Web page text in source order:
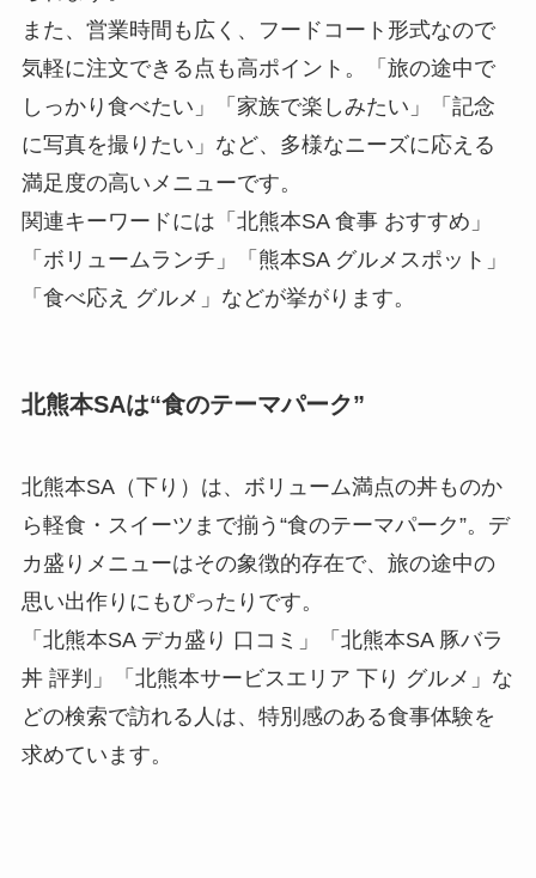
また、営業時間も広く、フードコート形式なので
気軽に注文できる点も高ポイント。「旅の途中で
しっかり食べたい」「家族で楽しみたい」「記念
に写真を撮りたい」など、多様なニーズに応える
満足度の高いメニューです。
関連キーワードには「北熊本SA 食事 おすすめ」
「ボリュームランチ」「熊本SA グルメスポット」
「食べ応え グルメ」などが挙がります。
北熊本SAは“食のテーマパーク”
北熊本SA（下り）は、ボリューム満点の丼ものか
ら軽食・スイーツまで揃う“食のテーマパーク”。デ
カ盛りメニューはその象徴的存在で、旅の途中の
思い出作りにもぴったりです。
「北熊本SA デカ盛り 口コミ」「北熊本SA 豚バラ
丼 評判」「北熊本サービスエリア 下り グルメ」な
どの検索で訪れる人は、特別感のある食事体験を
求めています。